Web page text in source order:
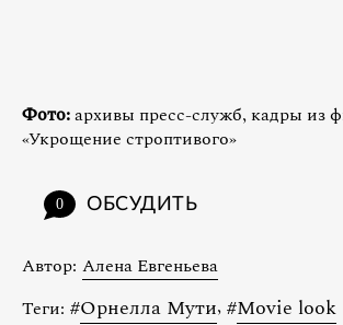
Фото:архивы пресс-служб, кадры из
«Укрощение строптивого»
0 ОБСУДИТЬ
Автор: Алена Евгеньева
Теги: #Орнелла Мути, #Movie look